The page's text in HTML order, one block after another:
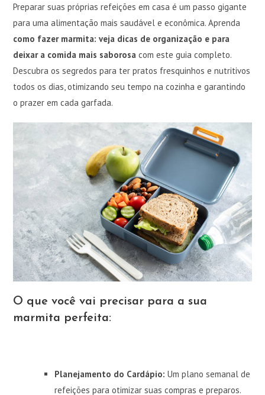
Preparar suas próprias refeições em casa é um passo gigante
para uma alimentação mais saudável e econômica. Aprenda
como fazer marmita: veja dicas de organização e para
deixar a comida mais saborosa com este guia completo.
Descubra os segredos para ter pratos fresquinhos e nutritivos
todos os dias, otimizando seu tempo na cozinha e garantindo
o prazer em cada garfada.
O que você vai precisar para a sua
marmita perfeita:
Planejamento do Cardápio: Um plano semanal de
refeições para otimizar suas compras e preparos.